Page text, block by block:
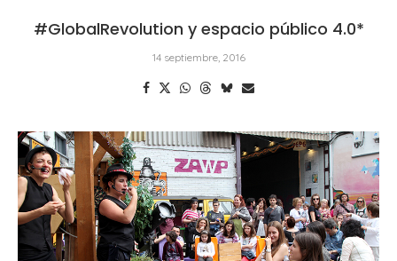
#GlobalRevolution y espacio público 4.0*
14 septiembre, 2016